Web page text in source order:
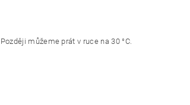
můžeme prát v ruce na 30 °C.